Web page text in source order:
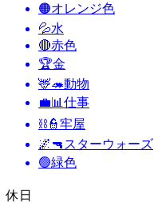
🟠オレンジ色
💦水
🔴赤色
🏆金
🦌🦔動物
💼📊 仕事
⛓️👮牢屋
🌌🔫 スターウォーズ
🟢緑色
休日